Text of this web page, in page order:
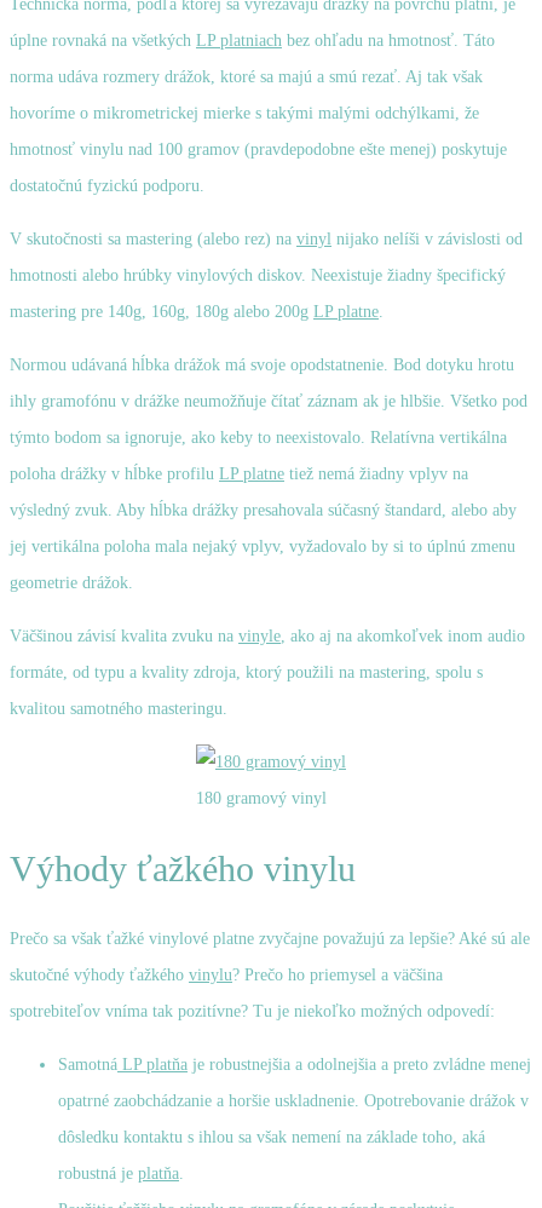
Technická norma, podľa ktorej sa vyrezávajú drážky na povrchu platní, je
úplne rovnaká na všetkých LP platniach bez ohľadu na hmotnosť. Táto
norma udáva rozmery drážok, ktoré sa majú a smú rezať. Aj tak však
hovoríme o mikrometrickej mierke s takými malými odchýlkami, že
hmotnosť vinylu nad 100 gramov (pravdepodobne ešte menej) poskytuje
dostatočnú fyzickú podporu.
V skutočnosti sa mastering (alebo rez) na vinyl nijako nelíši v závislosti od
hmotnosti alebo hrúbky vinylových diskov. Neexistuje žiadny špecifický
mastering pre 140g, 160g, 180g alebo 200g LP platne.
Normou udávaná hĺbka drážok má svoje opodstatnenie. Bod dotyku hrotu
ihly gramofónu v drážke neumožňuje čítať záznam ak je hlbšie. Všetko pod
týmto bodom sa ignoruje, ako keby to neexistovalo. Relatívna vertikálna
poloha drážky v hĺbke profilu LP platne tiež nemá žiadny vplyv na
výsledný zvuk. Aby hĺbka drážky presahovala súčasný štandard, alebo aby
jej vertikálna poloha mala nejaký vplyv, vyžadovalo by si to úplnú zmenu
geometrie drážok.
Väčšinou závisí kvalita zvuku na vinyle, ako aj na akomkoľvek inom audio
formáte, od typu a kvality zdroja, ktorý použili na mastering, spolu s
kvalitou samotného masteringu.
180 gramový vinyl
Výhody ťažkého vinylu
Prečo sa však ťažké vinylové platne zvyčajne považujú za lepšie? Aké sú ale
skutočné výhody ťažkého vinylu? Prečo ho priemysel a väčšina
spotrebiteľov vníma tak pozitívne? Tu je niekoľko možných odpovedí:
Samotná LP platňa je robustnejšia a odolnejšia a preto zvládne menej
opatrné zaobchádzanie a horšie uskladnenie. Opotrebovanie drážok v
dôsledku kontaktu s ihlou sa však nemení na základe toho, aká
robustná je platňa.